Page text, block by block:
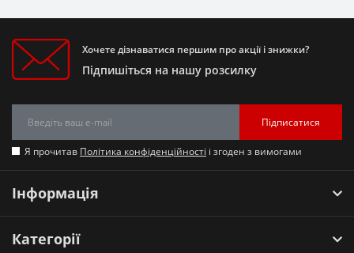
Хочете дізнаватися першим про акції і знижки?
Підпишіться на нашу розсилку
Підписатися
Я прочитав Політика конфіденційності і згоден з вимогами
Інформація
Категорії